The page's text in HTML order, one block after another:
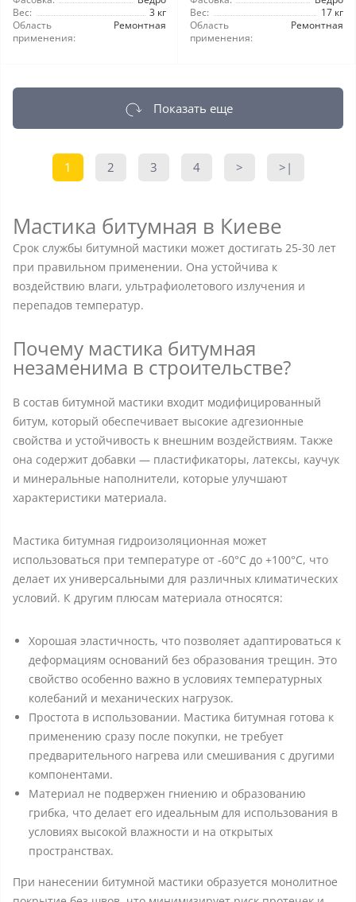
Вес:
3 кг
Область
применения:
Ремонтная
Вес:
17 кг
Область
применения:
Ремонтная
Показать еще
1 2 3 4 > >|
Мастика битумная в Киеве
Срок службы битумной мастики может достигать 25-30 лет
при правильном применении. Она устойчива к
воздействию влаги, ультрафиолетового излучения и
перепадов температур.
Почему мастика битумная
незаменима в строительстве?
В состав битумной мастики входит модифицированный
битум, который обеспечивает высокие адгезионные
свойства и устойчивость к внешним воздействиям. Также
она содержит добавки — пластификаторы, латексы, каучук
и минеральные наполнители, которые улучшают
характеристики материала.
Мастика битумная гидроизоляционная может
использоваться при температуре от -60°C до +100°C, что
делает их универсальными для различных климатических
условий. К другим плюсам материала относятся:
Хорошая эластичность, что позволяет адаптироваться к
деформациям оснований без образования трещин. Это
свойство особенно важно в условиях температурных
колебаний и механических нагрузок.
Простота в использовании. Мастика битумная готова к
применению сразу после покупки, не требует
предварительного нагрева или смешивания с другими
компонентами.
Материал не подвержен гниению и образованию
грибка, что делает его идеальным для использования в
условиях высокой влажности и на открытых
пространствах.
При нанесении битумной мастики образуется монолитное